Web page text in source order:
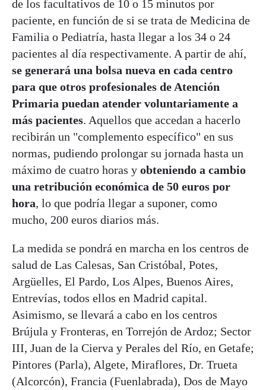
de los facultativos de 10 o 15 minutos por
paciente, en función de si se trata de Medicina de
Familia o Pediatría, hasta llegar a los 34 o 24
pacientes al día respectivamente. A partir de ahí,
se generará una bolsa nueva en cada centro
para que otros profesionales de Atención
Primaria puedan atender voluntariamente a
más pacientes. Aquellos que accedan a hacerlo
recibirán un "complemento específico" en sus
normas, pudiendo prolongar su jornada hasta un
máximo de cuatro horas y obteniendo a cambio
una retribución económica de 50 euros por
hora, lo que podría llegar a suponer, como
mucho, 200 euros diarios más.
La medida se pondrá en marcha en los centros de
salud de Las Calesas, San Cristóbal, Potes,
Argüelles, El Pardo, Los Alpes, Buenos Aires,
Entrevías, todos ellos en Madrid capital.
Asimismo, se llevará a cabo en los centros
Brújula y Fronteras, en Torrejón de Ardoz; Sector
III, Juan de la Cierva y Perales del Río, en Getafe;
Pintores (Parla), Algete, Miraflores, Dr. Trueta
(Alcorcón), Francia (Fuenlabrada), Dos de Mayo